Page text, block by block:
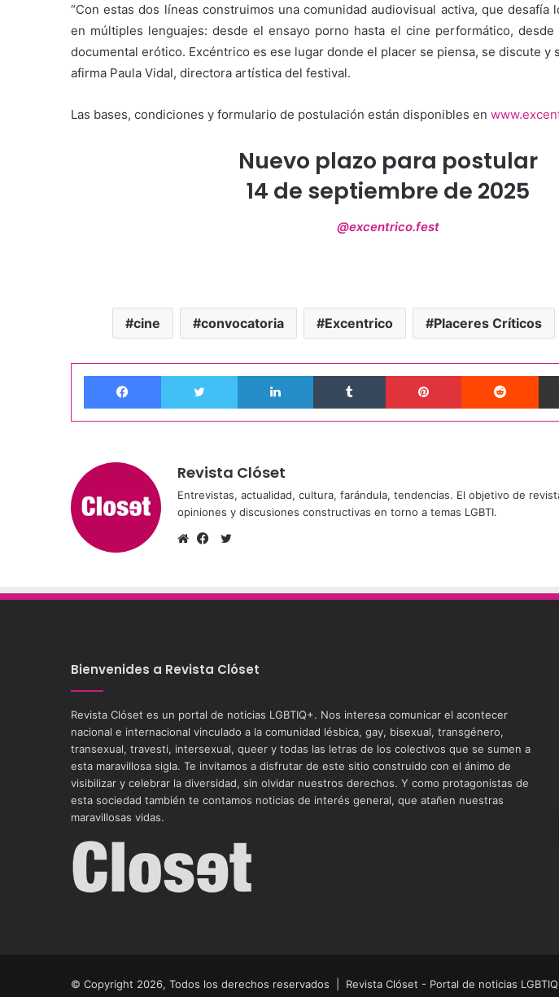
“Con estas dos líneas construimos una comunidad audiovisual activa, que desafía
en múltiples lenguajes: desde el ensayo porno hasta el cine performático,
documental erótico. Excéntrico es ese lugar donde el placer se piensa, se discute y
afirma Paula Vidal, directora artística del festival.
Las bases, condiciones y formulario de postulación están disponibles en
Nuevo plazo para postular
14 de septiembre de 2025
@excentrico.fest
cine convocatoria Excentrico Placeres Críticos
Facebook Twitter LinkedIn Tumblr Pinterest
Revista Clóset
Entrevistas, actualidad, cultura, farándula, tendencias. El objetivo de
opiniones y discusiones constructivas en torno a temas LGBTI.
Bienvenides a Revista Clóset
Revista Clóset es un portal de noticias LGBTIQ+. Nos interesa comunicar el acontecer
nacional e internacional vinculado a la comunidad lésbica, gay, bisexual, transgénero,
transexual, travesti, intersexual, queer y todas las letras de los colectivos que se sumen a
esta maravillosa sigla. Te invitamos a disfrutar de este sitio construido con el ánimo de
visibilizar y celebrar la diversidad, sin olvidar nuestros derechos. Y como protagonistas de
esta sociedad también te contamos noticias de interés general, que atañen nuestras
maravillosas vidas.
© Copyright 2026, Todos los derechos reservados | Revista Clóset - Portal de noticias